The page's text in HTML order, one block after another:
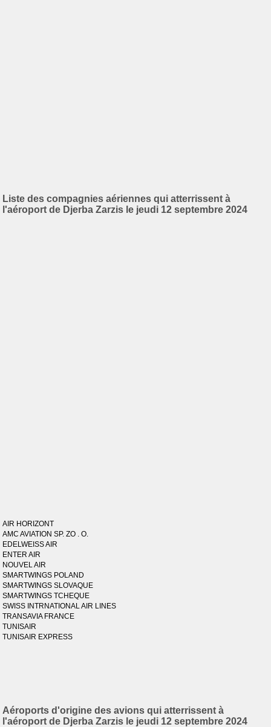
Liste des compagnies aériennes qui atterrissent à
l'aéroport de Djerba Zarzis le jeudi 12 septembre 2024
AIR HORIZONT
AMC AVIATION SP. ZO . O.
EDELWEISS AIR
ENTER AIR
NOUVEL AIR
SMARTWINGS POLAND
SMARTWINGS SLOVAQUE
SMARTWINGS TCHEQUE
SWISS INTRNATIONAL AIR LINES
TRANSAVIA FRANCE
TUNISAIR
TUNISAIR EXPRESS
Aéroports d'origine des avions qui atterrissent à
l'aéroport de Djerba Zarzis le jeudi 12 septembre 2024